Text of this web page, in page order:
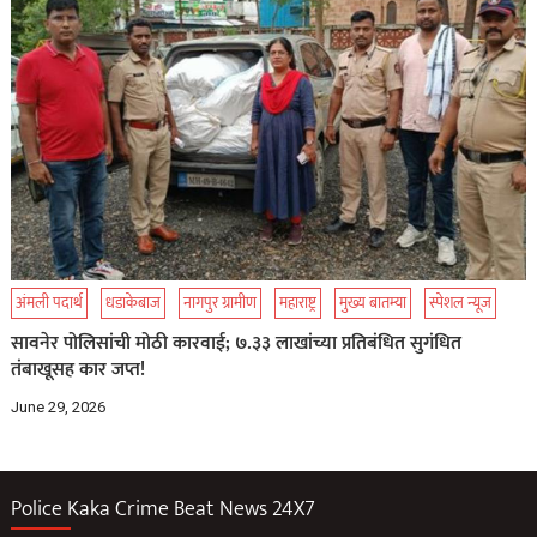
अंमली पदार्थ धडाकेबाज नागपुर ग्रामीण महाराष्ट्र मुख्य बातम्या स्पेशल न्यूज
सावनेर पोलिसांची मोठी कारवाई; ७.३३ लाखांच्या प्रतिबंधित सुगंधित
तंबाखूसह कार जप्त!
June 29, 2026
Police Kaka Crime Beat News 24X7